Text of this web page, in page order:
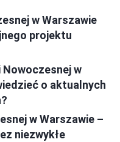
w Warszawie
projektu
Nowoczesnej w
o aktualnych
w Warszawie –
niezwykłe